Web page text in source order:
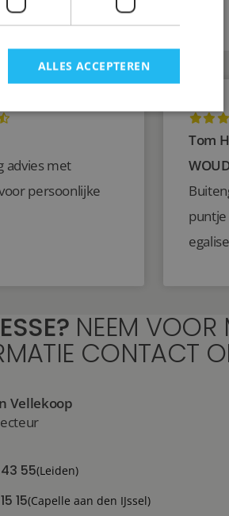
advies met
persoonlijke
Tom
NEEM VOOR
CONTACT
Vellekoop
55(Leiden)
15(Capelle aan den IJssel)
ALLES ACCEPTEREN